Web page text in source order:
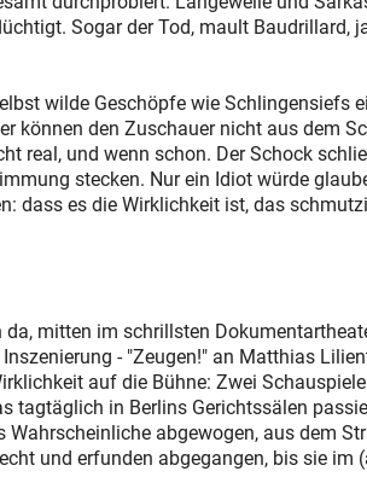
Sogar der Tod, mault Baudrillard,
wilde Geschöpfe wie Schlingensiefs
können den Zuschauer nicht aus dem
real, und wenn schon. Der Schock
stecken. Nur ein Idiot würde
dass es die Wirklichkeit ist, das
mitten im schrillsten
- "Zeugen!" an Matthias
auf die Bühne: Zwei
tagtäglich in Berlins Gerichtssälen
abgewogen, aus dem
und erfunden abgegangen, bis sie im